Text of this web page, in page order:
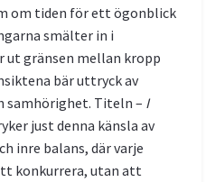
om tiden för ett ögonblick
smälter in i
ut gränsen mellan kropp
bär uttryck av
Titeln – I
just denna känsla av
inre balans, där varje
konkurrera, utan att